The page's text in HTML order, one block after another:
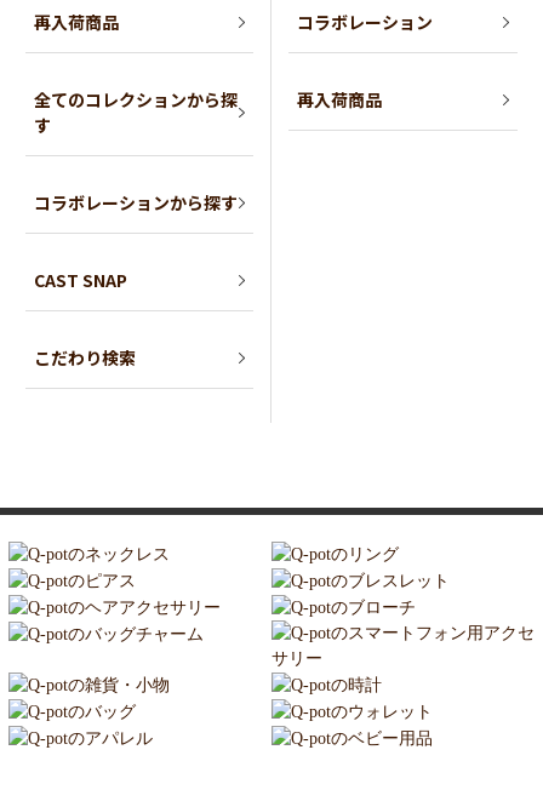
再入荷商品
全てのコレクションから探
す
コラボレーションから探す
CAST SNAP
こだわり検索
コラボレーション
再入荷商品